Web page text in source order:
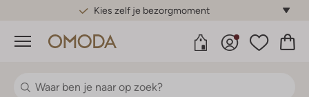
Gratis standaard verzending*
Menu